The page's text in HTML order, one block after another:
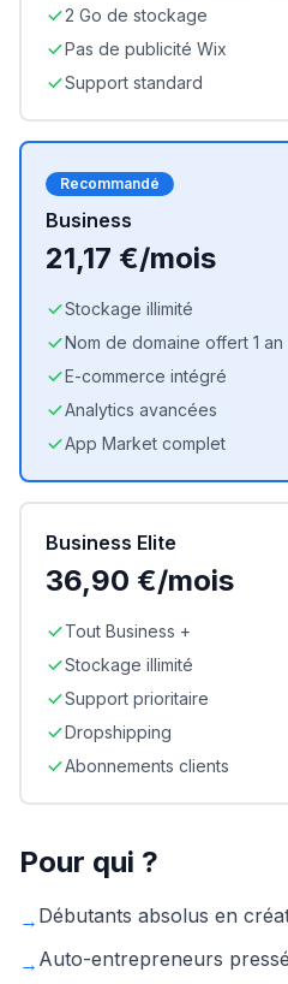
2 Go de stockage
Pas de publicité Wix
Support standard
Recommandé
Business
21,17 €/mois
Stockage illimité
Nom de domaine offert 1 an
E-commerce intégré
Analytics avancées
App Market complet
Business Elite
36,90 €/mois
Tout Business +
Stockage illimité
Support prioritaire
Dropshipping
Abonnements clients
Pour qui ?
→ Débutants absolus en
→ Auto-entrepreneurs